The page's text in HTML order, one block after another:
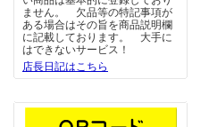
ません。 欠品等の特記事項が
ある場合はその旨を商品説明欄
に記載しております。 大手に
はできないサービス！
店長日記はこちら